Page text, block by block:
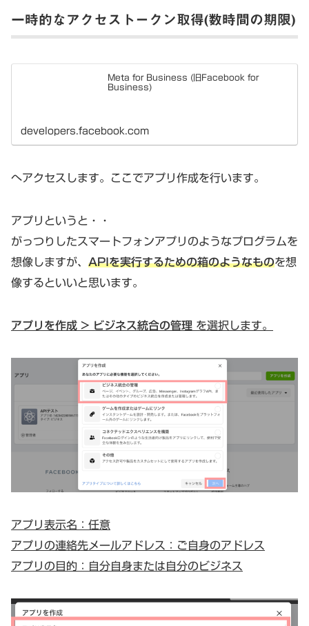
一時的なアクセストークン取得(数時間の期限)
Meta for Business (旧Facebook for
Business)
developers.facebook.com
へアクセスします。ここでアプリ作成を行います。
アプリというと・・
がっつりしたスマートフォンアプリのようなプログラムを
想像しますが、 APIを実行するための箱のようなものを想
像するといいと思います。
アプリを作成 > ビジネス統合の管理 を選択します。
アプリ表示名：任意
アプリの連絡先メールアドレス：ご自身のアドレス
アプリの目的：自分自身または自分のビジネス